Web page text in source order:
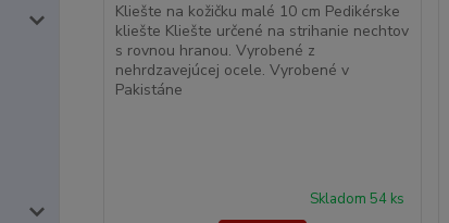
Kliešte na kožičku malé 10 cm Pedikérske
kliešte Kliešte určené na strihanie nechtov
s rovnou hranou. Vyrobené z
nehrdzavejúcej ocele. Vyrobené v
Pakistáne
Skladom 54 ks